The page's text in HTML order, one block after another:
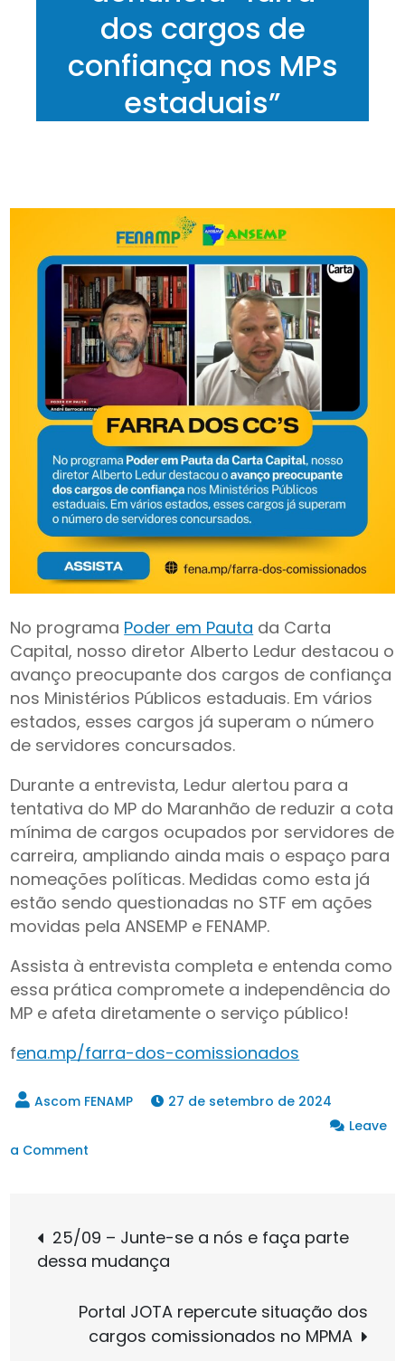
dos cargos de
confiança nos MPs
estaduais”
No programa Poder em Pauta da Carta
Capital, nosso diretor Alberto Ledur destacou o
avanço preocupante dos cargos de confiança
nos Ministérios Públicos estaduais. Em vários
estados, esses cargos já superam o número
de servidores concursados.
Durante a entrevista, Ledur alertou para a
tentativa do MP do Maranhão de reduzir a cota
mínima de cargos ocupados por servidores de
carreira, ampliando ainda mais o espaço para
nomeações políticas. Medidas como esta já
estão sendo questionadas no STF em ações
movidas pela ANSEMP e FENAMP.
Assista à entrevista completa e entenda como
essa prática compromete a independência do
MP e afeta diretamente o serviço público!
fena.mp/farra-dos-comissionados
27 de setembro de 2024
Leave
a Comment
Carta
Capital
“farra
dos
Navegação
de
Post
25/09 – Junte-se a nós e faça parte
dessa mudança
Portal JOTA repercute situação dos
cargos comissionados no MPMA